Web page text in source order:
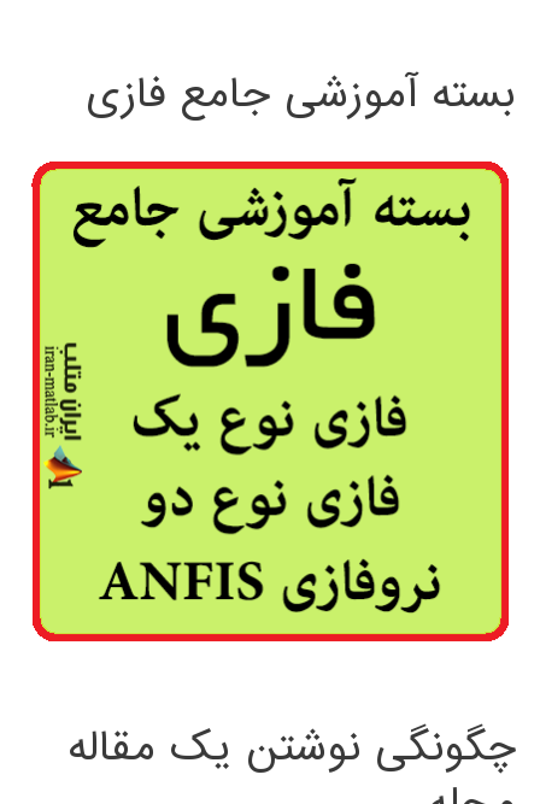
بسته آموزشی جامع فازی
چگونگی نوشتن یک مقاله